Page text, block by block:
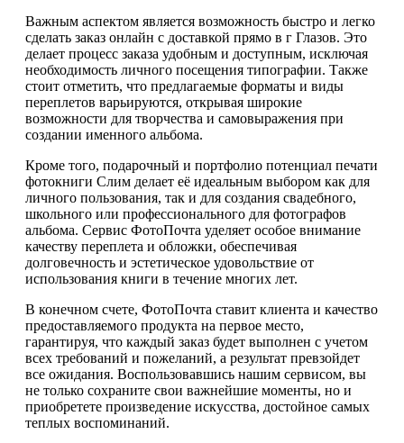
Важным аспектом является возможность быстро и легко
сделать заказ онлайн с доставкой прямо в г Глазов. Это
делает процесс заказа удобным и доступным, исключая
необходимость личного посещения типографии. Также
стоит отметить, что предлагаемые форматы и виды
переплетов варьируются, открывая широкие
возможности для творчества и самовыражения при
создании именного альбома.
Кроме того, подарочный и портфолио потенциал печати
фотокниги Слим делает её идеальным выбором как для
личного пользования, так и для создания свадебного,
школьного или профессионального для фотографов
альбома. Сервис ФотоПочта уделяет особое внимание
качеству переплета и обложки, обеспечивая
долговечность и эстетическое удовольствие от
использования книги в течение многих лет.
В конечном счете, ФотоПочта ставит клиента и качество
предоставляемого продукта на первое место,
гарантируя, что каждый заказ будет выполнен с учетом
всех требований и пожеланий, а результат превзойдет
все ожидания. Воспользовавшись нашим сервисом, вы
не только сохраните свои важнейшие моменты, но и
приобретете произведение искусства, достойное самых
теплых воспоминаний.